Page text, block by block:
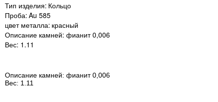
Тип изделия: Кольцо
Проба: Au 585
цвет металла: красный
Описание камней: фианит 0,006
Вес: 1.11
Описание камней: фианит 0,006
Вес: 1.11